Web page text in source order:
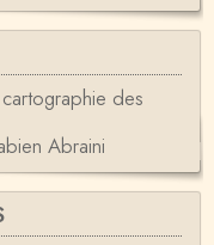
des
Abraini